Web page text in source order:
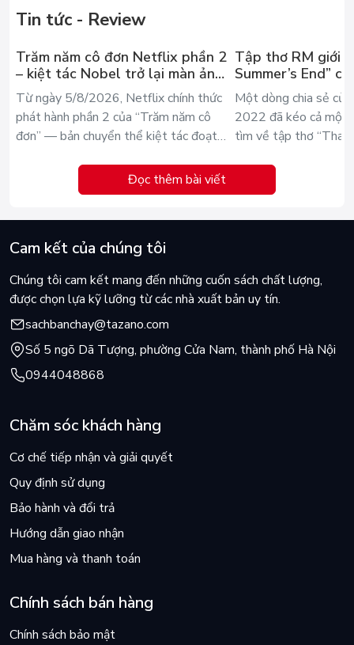
Tin tức - Review
Trăm năm cô đơn Netflix phần 2
– kiệt tác Nobel trở lại màn ảnh,
dòng người tìm đọc lại García
Márquez
Từ ngày 5/8/2026, Netflix chính thức
phát hành phần 2 của “Trăm năm cô
đơn” — bản chuyển thể kiệt tác đoạt
— và một lần nữa dòng người lại tìm
về với văn học kinh điển Mỹ Latinh. Khi
lại t...
Tập thơ RM giới
Summer’s End”
bok ra mắt bản
năm gây sốt
Một dòng chia sẻ
2022 đã kéo cả một
tìm về tập thơ “That
bốn năm, tập thơ
thức có bản tiếng
Đọc thêm bài viết
Cam kết của chúng tôi
Chúng tôi cam kết mang đến những cuốn sách chất lượng,
được chọn lựa kỹ lưỡng từ các nhà xuất bản uy tín.
sachbanchay@tazano.com
Số 5 ngõ Dã Tượng, phường Cửa Nam, thành phố Hà Nội
0944048868
Chăm sóc khách hàng
Cơ chế tiếp nhận và giải quyết
Quy định sử dụng
Bảo hành và đổi trả
Hướng dẫn giao nhận
Mua hàng và thanh toán
Chính sách bán hàng
Chính sách bảo mật